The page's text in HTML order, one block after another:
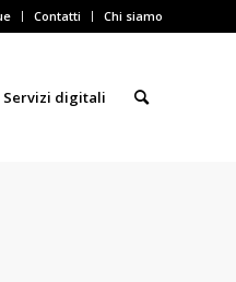
Contatti Chi siamo
Servizi digitali